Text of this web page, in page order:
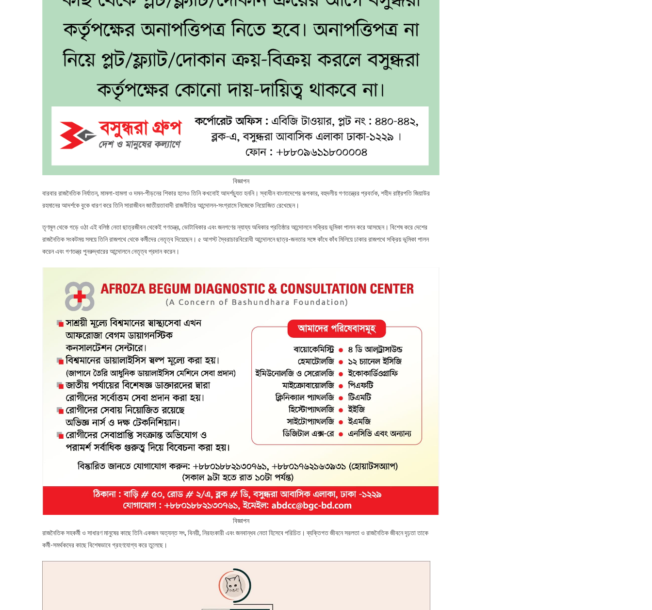
বিজ্ঞাপন
বারবার রাজনৈতিক নির্যাতন, মামলা-হামলা ও দমন-পীড়নের শিকার হলেও তিনি কখনোই আদর্শচ্যুত হননি। স্বাধীন বাংলাদেশের রূপকার, বহুদলীয় গণতন্ত্রের প্রবর্তক, শহীদ রাষ্ট্রপতি জিয়াউর
রহমানের আদর্শকে বুকে ধারণ করে তিনি সারাজীবন জাতীয়তাবাদী রাজনীতির আন্দোলন-সংগ্রামে নিজেকে নিয়োজিত রেখেছেন।
তৃণমূল থেকে গড়ে ওঠা এই বলিষ্ঠ নেতা ছাত্রজীবন থেকেই গণতন্ত্র, ভোটাধিকার এবং জনগণের ন্যায্য অধিকার প্রতিষ্ঠার আন্দোলনে সক্রিয় ভূমিকা পালন করে আসছেন। বিশেষ করে দেশের
রাজনৈতিক সংকটময় সময়ে তিনি রাজপথে থেকে কর্মীদের নেতৃত্ব দিয়েছেন। ৫ আগস্ট স্বৈরাচারবিরোধী আন্দোলনে ছাত্র-জনতার সঙ্গে কাঁধে কাঁধ মিলিয়ে ঢাকার রাজপথে সক্রিয় ভূমিকা পালন
করেন এবং গণতন্ত্র পুনরুদ্ধারের আন্দোলনে নেতৃত্ব প্রদান করেন।
বিজ্ঞাপন
রাজনৈতিক সহকর্মী ও সাধারণ মানুষের কাছে তিনি একজন অত্যন্ত সৎ, বিনয়ী, নিরহংকারী এবং জনবান্ধব নেতা হিসেবে পরিচিত। ব্যক্তিগত জীবনে সরলতা ও রাজনৈতিক জীবনে দৃঢ়তা তাকে
কর্মী-সমর্থকদের কাছে বিশেষভাবে গ্রহণযোগ্য করে তুলেছে।